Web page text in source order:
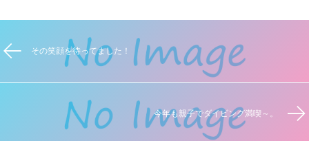
その笑顔を待ってました！
今年も親子でダイビング満喫～。